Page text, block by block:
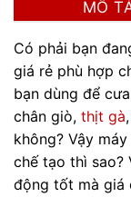
MÔ
Có phải bạn
giá rẻ phù hợp
bạn dùng để
chân giò, thịt gà
không? Vậy
chế tạo thì sao?
động tốt mà giá